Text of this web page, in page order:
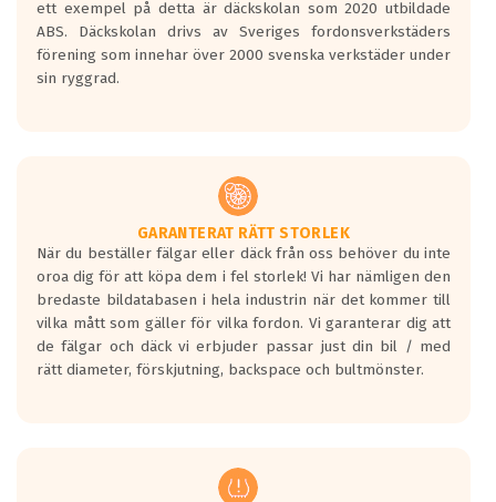
ett exempel på detta är däckskolan som 2020 utbildade
ABS. Däckskolan drivs av Sveriges fordonsverkstäders
förening som innehar över 2000 svenska verkstäder under
sin ryggrad.
GARANTERAT RÄTT STORLEK
När du beställer fälgar eller däck från oss behöver du inte
oroa dig för att köpa dem i fel storlek! Vi har nämligen den
bredaste bildatabasen i hela industrin när det kommer till
vilka mått som gäller för vilka fordon. Vi garanterar dig att
de fälgar och däck vi erbjuder passar just din bil / med
rätt diameter, förskjutning, backspace och bultmönster.